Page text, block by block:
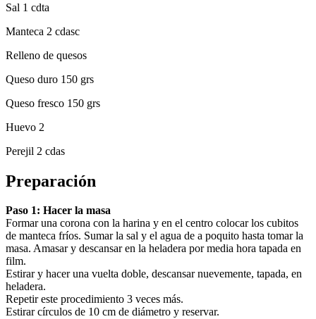
Sal 1 cdta
Manteca 2 cdasc
Relleno de quesos
Queso duro 150 grs
Queso fresco 150 grs
Huevo 2
Perejil 2 cdas
Preparación
Paso 1: Hacer la masa
Formar una corona con la harina y en el centro colocar los cubitos
de manteca fríos. Sumar la sal y el agua de a poquito hasta tomar la
masa. Amasar y descansar en la heladera por media hora tapada en
film.
Estirar y hacer una vuelta doble, descansar nuevemente, tapada, en
heladera.
Repetir este procedimiento 3 veces más.
Estirar círculos de 10 cm de diámetro y reservar.